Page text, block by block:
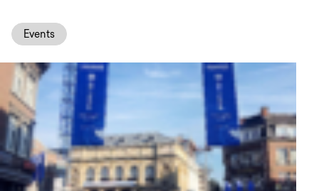
Anfrage
Events